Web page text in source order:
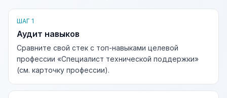
ШАГ 1
Аудит навыков
Сравните свой стек с топ-навыками целевой
профессии «Специалист технической поддержки»
(см. карточку профессии).